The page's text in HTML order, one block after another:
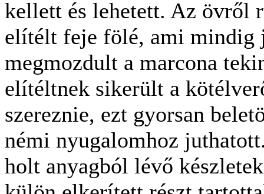
kellett és lehetett. Az övről
elítélt feje fölé, ami mindig
megmozdult a marcona
elítéltnek sikerült a
szereznie, ezt gyorsan
némi nyugalomhoz
holt anyagból lévő